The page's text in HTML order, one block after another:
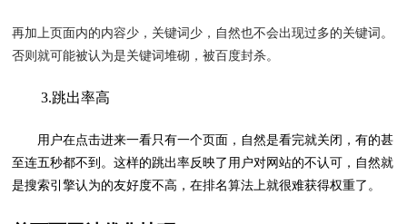
再加上页面内的内容少，关键词少，自然也不会出现过多的关键词。
否则就可能被认为是关键词堆砌，被百度封杀。
3.跳出率高
用户在点击进来一看只有一个页面，自然是看完就关闭，有的甚
至连五秒都不到。这样的跳出率反映了用户对网站的不认可，自然就
是搜索引擎认为的友好度不高，在排名算法上就很难获得权重了。